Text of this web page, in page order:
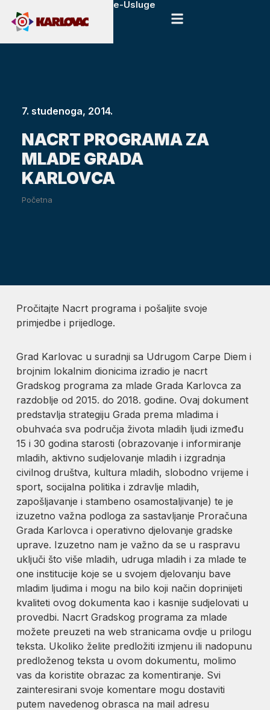
e-Usluge
7. studenoga, 2014.
NACRT PROGRAMA ZA
MLADE GRADA
KARLOVCA
Početna
Pročitajte Nacrt programa i pošaljite svoje
primjedbe i prijedloge.
Grad Karlovac u suradnji sa Udrugom Carpe Diem i
brojnim lokalnim dionicima izradio je nacrt
Gradskog programa za mlade Grada Karlovca za
razdoblje od 2015. do 2018. godine. Ovaj dokument
predstavlja strategiju Grada prema mladima i
obuhvaća sva područja života mladih ljudi između
15 i 30 godina starosti (obrazovanje i informiranje
mladih, aktivno sudjelovanje mladih i izgradnja
civilnog društva, kultura mladih, slobodno vrijeme i
sport, socijalna politika i zdravlje mladih,
zapošljavanje i stambeno osamostaljivanje) te je
izuzetno važna podloga za sastavljanje Proračuna
Grada Karlovca i operativno djelovanje gradske
uprave. Izuzetno nam je važno da se u raspravu
uključi što više mladih, udruga mladih i za mlade te
one institucije koje se u svojem djelovanju bave
mladim ljudima i mogu na bilo koji način doprinijeti
kvaliteti ovog dokumenta kao i kasnije sudjelovati u
provedbi. Nacrt Gradskog programa za mlade
možete preuzeti na web stranicama ovdje u prilogu
teksta. Ukoliko želite predložiti izmjenu ili nadopunu
predloženog teksta u ovom dokumentu, molimo
vas da koristite obrazac za komentiranje. Svi
zainteresirani svoje komentare mogu dostaviti
putem navedenog obrasca na mail adresu